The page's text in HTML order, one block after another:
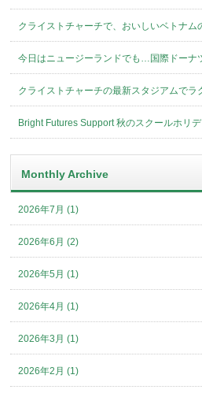
クライストチャーチで、おいしいベトナム
今日はニュージーランドでも…国際ドーナ
クライストチャーチの最新スタジアムでラ
Bright Futures Support 秋のスクールホリ
Monthly Archive
2026年7月 (1)
2026年6月 (2)
2026年5月 (1)
2026年4月 (1)
2026年3月 (1)
2026年2月 (1)